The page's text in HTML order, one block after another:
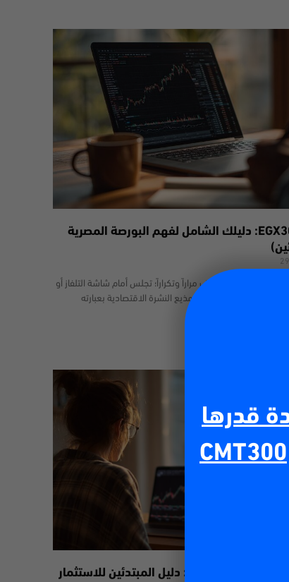
مؤشر EGX30: دليلك الشامل لفهم البورصة المصرية
أنك مررت بهذا الموقف مراراً وتكراراً؛ تجلس أمام شاشة التلفاز أو
الإخبارية، ليطل عليك مذيع النشرة الاقتصادية بعبارته
عبر الإنترنت في مصر: دليل المبتدئين للاستثمار
قدرها
CMT300